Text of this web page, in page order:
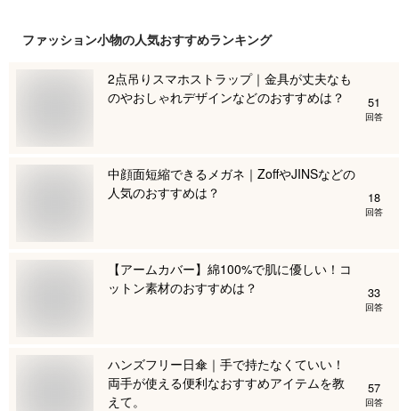
ファッション小物の人気おすすめランキング
2点吊りスマホストラップ｜金具が丈夫なも
のやおしゃれデザインなどのおすすめは？
51
回答
中顔面短縮できるメガネ｜ZoffやJINSなどの
人気のおすすめは？
18
回答
【アームカバー】綿100%で肌に優しい！コ
ットン素材のおすすめは？
33
回答
ハンズフリー日傘｜手で持たなくていい！
両手が使える便利なおすすめアイテムを教
えて。
57
回答